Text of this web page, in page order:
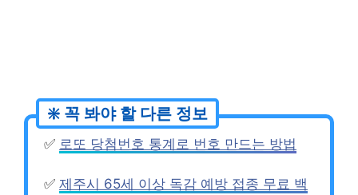
✅ 로또 당첨번호 통계로 번호 만드는 방법
✅ 제주시 65세 이상 독감 예방 접종 무료 백